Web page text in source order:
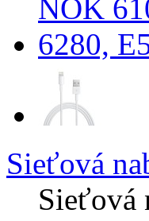
Sieťová
Sieťová